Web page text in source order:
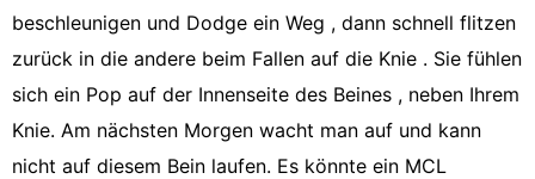
beschleunigen und Dodge ein Weg , dann schnell flitzen
zurück in die andere beim Fallen auf die Knie . Sie fühlen
sich ein Pop auf der Innenseite des Beines , neben Ihrem
Knie. Am nächsten Morgen wacht man auf und kann
nicht auf diesem Bein laufen. Es könnte ein MCL